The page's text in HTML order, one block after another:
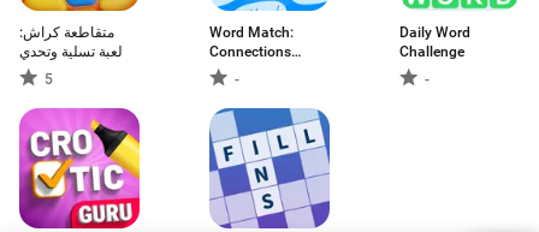
متقاطعة كراش:
لعبة تسلية وتحدي
5
Word Match:
Connections
Game-
Daily Word
Challenge
-